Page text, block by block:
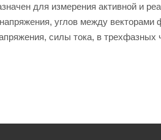
для измерения активной и
углов между
силы тока, в